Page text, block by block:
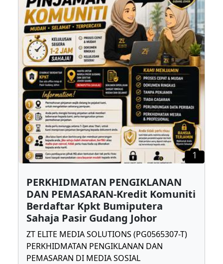
1
PERKHIDMATAN PENGIKLANAN
DAN PEMASARAN-Kredit Komuniti
Berdaftar Kpkt Bumiputera
Sahaja Pasir Gudang Johor
ZT ELITE MEDIA SOLUTIONS (PG0565307-T)
PERKHIDMATAN PENGIKLANAN DAN
PEMASARAN DI MEDIA SOSIAL